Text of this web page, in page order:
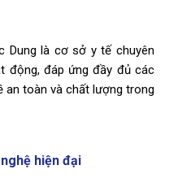
Dung là cơ sở y tế chuyên
động, đáp ứng đầy đủ các
an toàn và chất lượng trong
hiện đại